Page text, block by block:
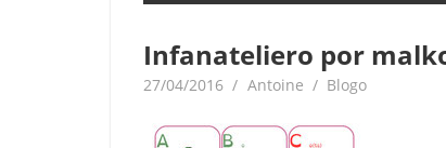
Infanateliero por
27/04/2016 Antoine Blogo